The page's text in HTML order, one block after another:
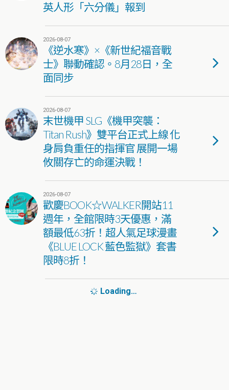
英人形「六分儀」報到
2026-08-07
《逆水寒》×《新世紀福音戰
士》聯動確認。8月28日，全
面同步
2026-08-07
末世機甲 SLG《機甲突襲：
Titan Rush》雙平台正式上線 化
身肩負重任的指揮官 展開一場
攸關存亡的命運決戰！
2026-08-07
歡慶BOOK☆WALKER開站11
週年，全館限時3天優惠，滿
額最低63折！超人氣足球漫畫
《BLUE LOCK 藍色監獄》套書
限時8折！
Loading…